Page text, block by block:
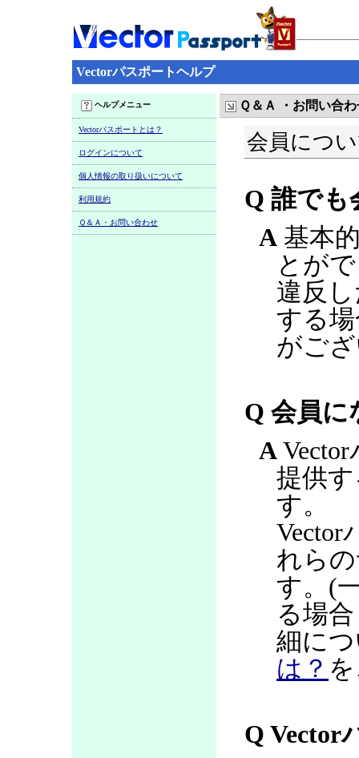
Vectorパスポートヘルプ
ヘルプメニュー
Vectorパスポートとは？
ログインについて
個人情報の取り扱いについて
利用規約
Ｑ＆Ａ・お問い合わせ
Ｑ＆Ａ ・お問い合
会員につ
Q 誰でも
A 基本
とが
違反
する
がご
Q 会員に
A
提供
す。
Vector
れら
す。(
る場
細に
は？
Q Vector